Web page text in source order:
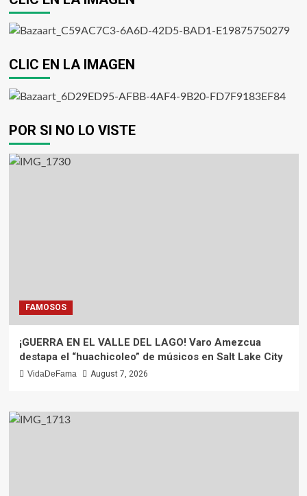
CLIC EN LA IMAGEN
POR SI NO LO VISTE
FAMOSOS
¡GUERRA EN EL VALLE DEL LAGO! Varo Amezcua
destapa el “huachicoleo” de músicos en Salt Lake City
VidaDeFama August 7, 2026